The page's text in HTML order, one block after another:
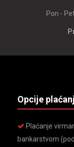
Pon -
Opcije
Plaćanje
bankarstvom